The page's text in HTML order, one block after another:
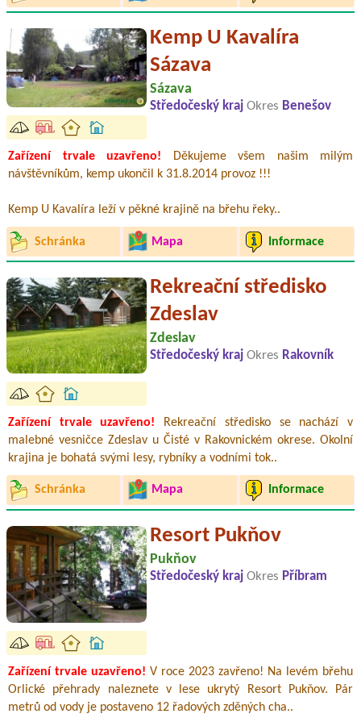
Kemp U Kavalíra
Sázava
Sázava
Středočeský kraj Okres Benešov
Zařízení trvale uzavřeno! Děkujeme všem našim milým
návštěvníkům, kemp ukončil k 31.8.2014 provoz !!!
Kemp U Kavalíra leží v pěkné krajině na břehu řeky..
Schránka Mapa Informace
Rekreační středisko
Zdeslav
Zdeslav
Středočeský kraj Okres Rakovník
Zařízení trvale uzavřeno! Rekreační středisko se nachází v
malebné vesničce Zdeslav u Čisté v Rakovnickém okrese. Okolní
krajina je bohatá svými lesy, rybníky a vodními tok..
Schránka Mapa Informace
Resort Pukňov
Pukňov
Středočeský kraj Okres Příbram
Zařízení trvale uzavřeno! V roce 2023 zavřeno! Na levém břehu
Orlické přehrady naleznete v lese ukrytý Resort Pukňov. Pár
metrů od vody je postaveno 12 řadových zděných cha..